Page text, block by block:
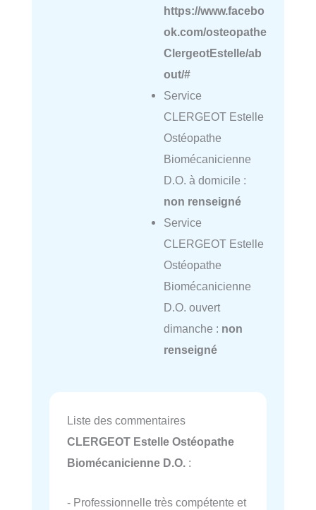
https://www.facebo
ok.com/osteopathe
ClergeotEstelle/ab
out/#
Service
CLERGEOT Estelle
Ostéopathe
Biomécanicienne
D.O. à domicile :
non renseigné
Service
CLERGEOT Estelle
Ostéopathe
Biomécanicienne
D.O. ouvert
dimanche : non
renseigné
Liste des commentaires
CLERGEOT Estelle Ostéopathe
Biomécanicienne D.O. :
- Professionnelle très compétente et